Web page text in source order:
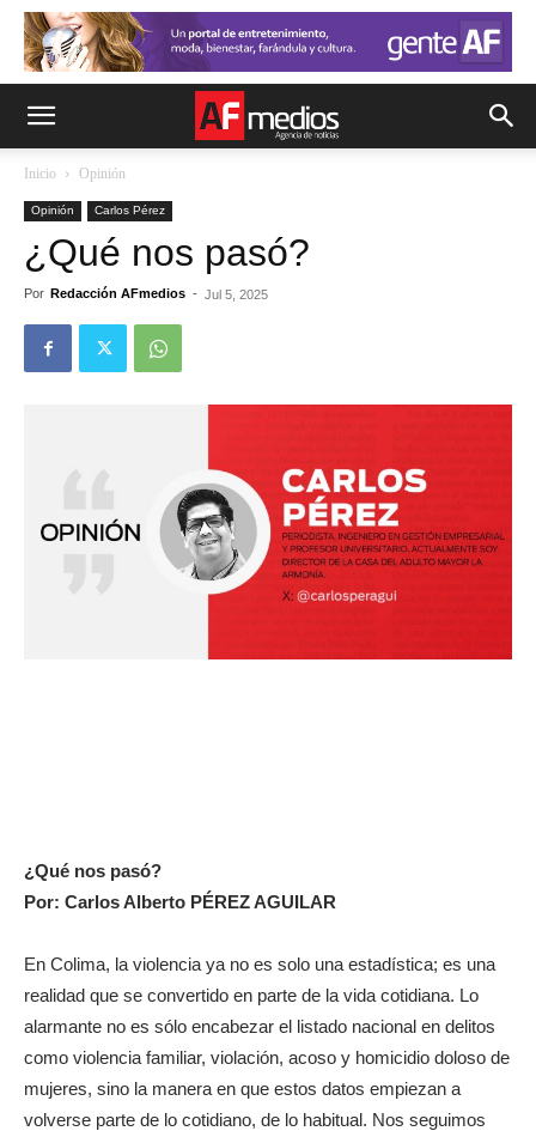
Inicio Opinión
Opinión Carlos Pérez
¿Qué nos pasó?
Por Redacción AFmedios - Jul 5, 2025
¿Qué nos pasó?
Por: Carlos Alberto PÉREZ AGUILAR
En Colima, la violencia ya no es solo una estadística; es una
realidad que se convertido en parte de la vida cotidiana. Lo
alarmante no es sólo encabezar el listado nacional en delitos
como violencia familiar, violación, acoso y homicidio doloso de
mujeres, sino la manera en que estos datos empiezan a
volverse parte de lo cotidiano, de lo habitual. Nos seguimos